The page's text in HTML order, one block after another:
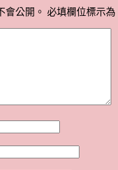
會公開。 必填欄位標示為